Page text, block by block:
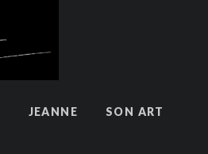
JEANNE SON ART